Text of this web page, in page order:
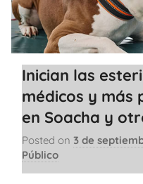
Inician las
médicos y
en Soacha y
Posted on 3 de
Público